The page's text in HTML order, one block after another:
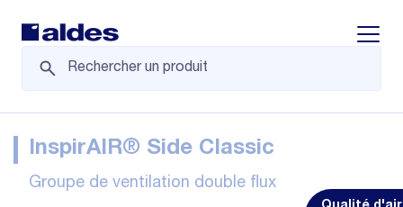
InspirAIR® Side Classic
Groupe de ventilation double flux